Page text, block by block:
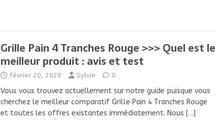
Grille Pain 4 Tranches Rouge >>> Quel est le
meilleur produit : avis et test
février 20, 2020 Sylvie 0
Vous vous trouvez actuellement sur notre guide puisque vous
cherchez le meilleur comparatif Grille Pain 4 Tranches Rouge
et toutes les offres existantes immédiatement. Nous […]